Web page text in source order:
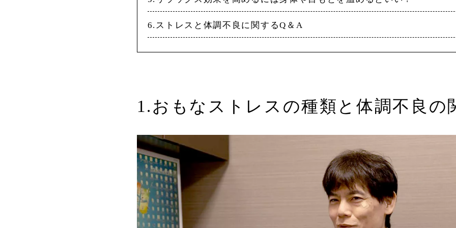
6.ストレスと体調不良に関するQ＆A
1.おもなストレスの種類と体調不良の